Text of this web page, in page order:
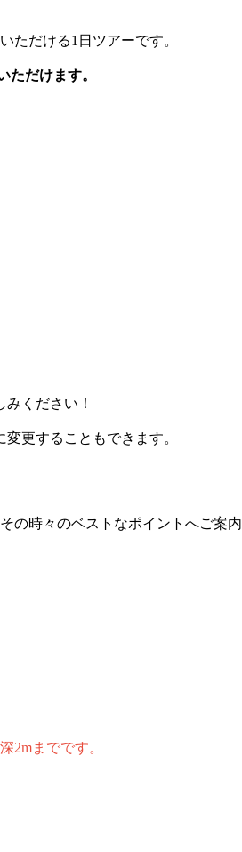
ただける1日ツアーです。
ただけます。
ください！
更することもできます。
の時々のベストなポイントへご案内
2mまでです。